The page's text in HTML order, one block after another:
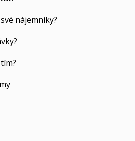
nájemníky?